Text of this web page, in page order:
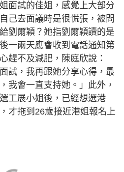
面試的佳姐，感覺上大部分
己去面議時是很慌張，被問
劉爾穎？她指劉爾穎讀的是
一兩天應會收到電話通知第
趕不及減肥，陳庭欣說：
試，我再跟她分享心得，最
我會一直支持她。」此外，
工展小姐後，已經想選港
才拖到26歲接近港姐報名上